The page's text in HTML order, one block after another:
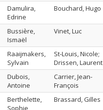
Damulira,
Edrine
Bouchard, Hugo
Bussière,
Ismaël
Vinet, Luc
Raaijmakers,
Sylvain
St-Louis, Nicole;
Drissen, Laurent
Dubois,
Antoine
Carrier, Jean-
François
Berthelette,
Sophie
Brassard, Gilles